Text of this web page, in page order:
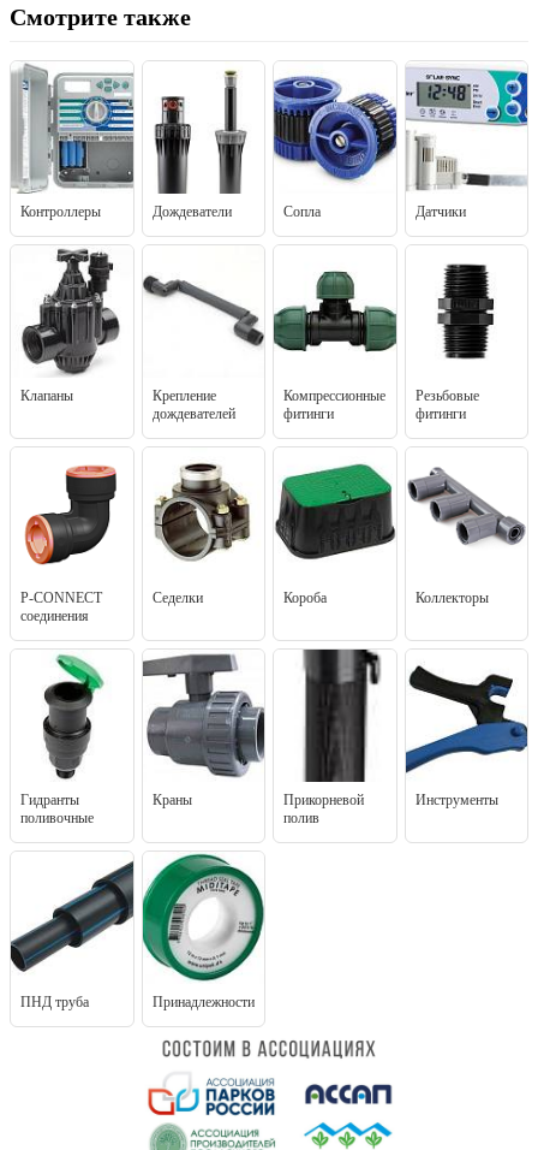
Смотрите также
Контроллеры Дождеватели Сопла Датчики
Клапаны
Крепление
дождевателей
Компрессионные
фитинги
Резьбовые
фитинги
P-CONNECT
соединения
Седелки Короба Коллекторы
Гидранты
поливочные
Краны
Прикорневой
полив
Инструменты
ПНД труба Принадлежности